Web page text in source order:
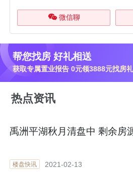
微信聊
帮您找房 好礼相送
获取专属置业报告 0元领3888元找房
热点资讯
禹洲平湖秋月清盘中 剩余房
楼盘快讯 2021-02-13